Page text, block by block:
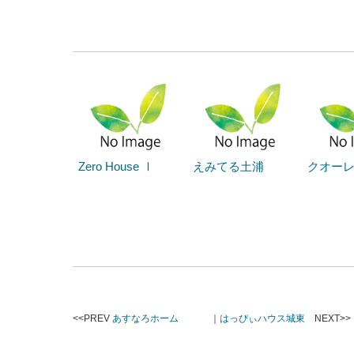
Zero House Ⅰ えみてる土浦 クオー
<<PREV あすなろホーム ｜ はっぴぃハウス城東 NEXT>>